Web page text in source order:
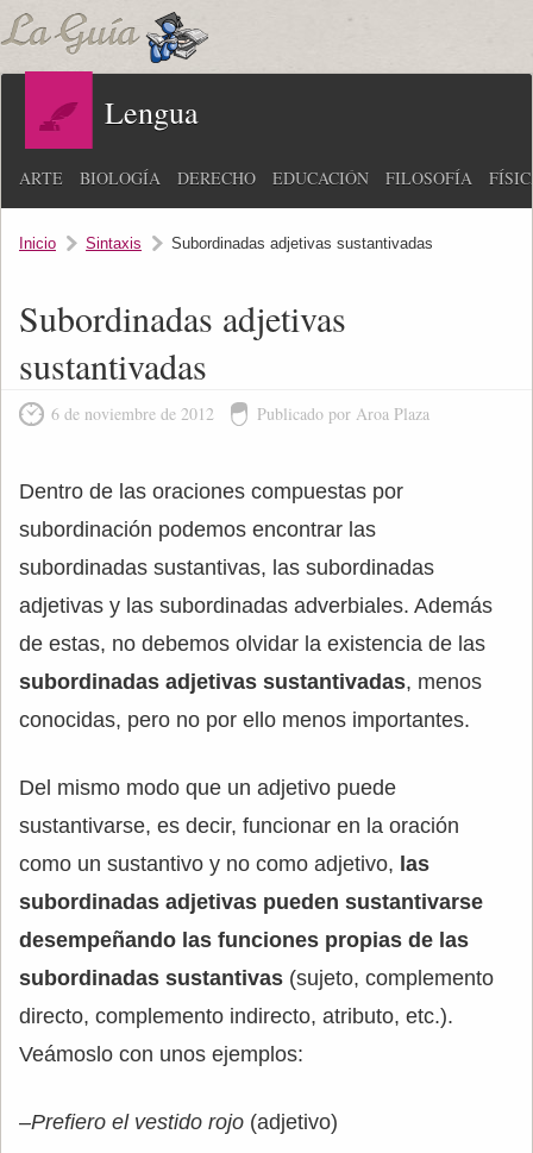
Lengua
ARTE BIOLOGÍA DERECHO EDUCACIÓN FILOSOFÍA
Inicio Sintaxis Subordinadas adjetivas sustantivadas
Subordinadas adjetivas
sustantivadas
6 de noviembre de 2012 Publicado por Aroa Plaza
Dentro de las oraciones compuestas por
subordinación podemos encontrar las
subordinadas sustantivas, las subordinadas
adjetivas y las subordinadas adverbiales. Además
de estas, no debemos olvidar la existencia de las
subordinadas adjetivas sustantivadas, menos
conocidas, pero no por ello menos importantes.
Del mismo modo que un adjetivo puede
sustantivarse, es decir, funcionar en la oración
como un sustantivo y no como adjetivo, las
subordinadas adjetivas pueden sustantivarse
desempeñando las funciones propias de las
subordinadas sustantivas (sujeto, complemento
directo, complemento indirecto, atributo, etc.).
Veámoslo con unos ejemplos:
–Prefiero el vestido rojo (adjetivo)